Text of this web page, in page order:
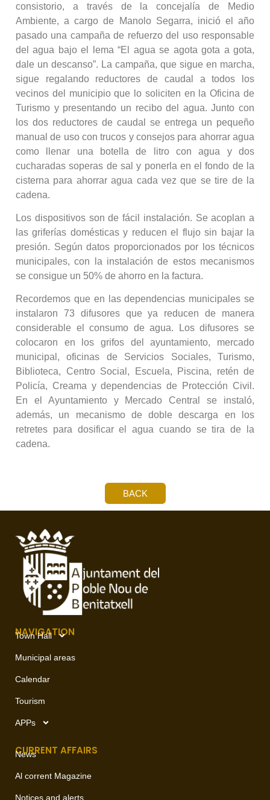
consistorio, a través de la concejalía de Medio
Ambiente, a cargo de Manolo Segarra, inició el año
pasado una campaña de refuerzo del uso responsable
del agua bajo el lema “El agua se agota gota a gota,
dale un descanso”. La campaña, que sigue en marcha,
sigue regalando reductores de caudal a todos los
vecinos del municipio que lo soliciten en la Oficina de
Turismo y presentando un recibo del agua. Junto con
los dos reductores de caudal se entrega un pequeño
manual de uso con trucos y consejos para ahorrar agua
como llenar una botella de litro con agua y dos
cucharadas soperas de sal y ponerla en el fondo de la
cisterna para ahorrar agua cada vez que se tire de la
cadena.
Los dispositivos son de fácil instalación. Se acoplan a
las griferías domésticas y reducen el flujo sin bajar la
presión. Según datos proporcionados por los técnicos
municipales, con la instalación de estos mecanismos
se consigue un 50% de ahorro en la factura.
Recordemos que en las dependencias municipales se
instalaron 73 difusores que ya reducen de manera
considerable el consumo de agua. Los difusores se
colocaron en los grifos del ayuntamiento, mercado
municipal, oficinas de Servicios Sociales, Turismo,
Biblioteca, Centro Social, Escuela, Piscina, retén de
Policía, Creama y dependencias de Protección Civil.
En el Ayuntamiento y Mercado Central se instaló,
además, un mecanismo de doble descarga en los
retretes para dosificar el agua cuando se tira de la
cadena.
BACK
NAVIGATION
Town Hall
Municipal areas
Calendar
Tourism
APPs
CURRENT AFFAIRS
News
Al corrent Magazine
Notices and alerts